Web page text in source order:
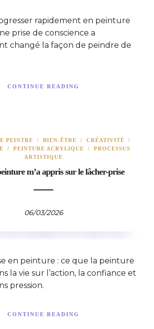
rapidement en peinture
prise de conscience a
changé la façon de peindre de
CONTINUE READING
PEINTRE / BIEN-ÊTRE / CRÉATIVITÉ /
/ PEINTURE ACRYLIQUE / PROCESSUS
ARTISTIQUE
m’a appris sur le lâcher-prise
06/03/2026
en peinture : ce que la peinture
la vie sur l’action, la confiance et
pression.
CONTINUE READING